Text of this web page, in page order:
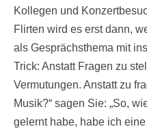
Kollegen und
Flirten wird es erst dann,
als Gesprächsthema mit
Trick: Anstatt Fragen zu
Vermutungen. Anstatt zu
Musik?“ sagen Sie: „So,
gelernt habe, habe ich